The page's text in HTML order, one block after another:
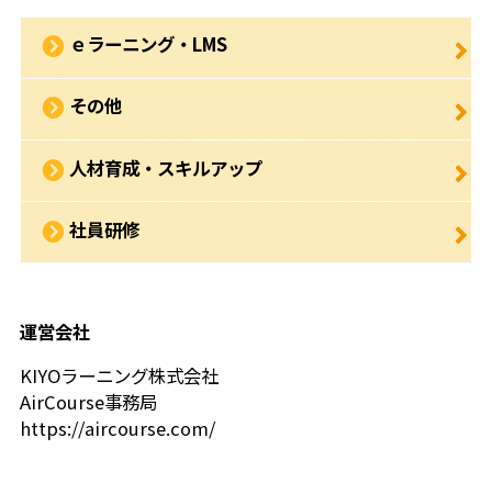
ｅラーニング・LMS
その他
人材育成・スキルアップ
社員研修
運営会社
KIYOラーニング株式会社
AirCourse事務局
https://aircourse.com/